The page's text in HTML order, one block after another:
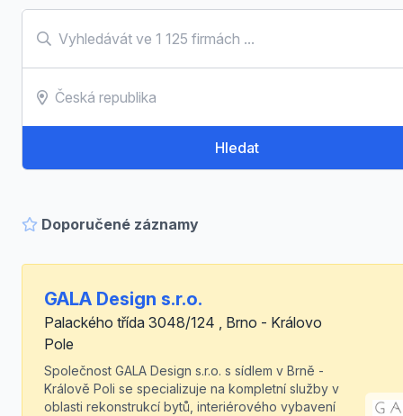
Hledat
Doporučené záznamy
GALA Design s.r.o.
Palackého třída 3048/124 , Brno - Královo
Pole
Společnost GALA Design s.r.o. s sídlem v Brně -
Králově Poli se specializuje na kompletní služby v
oblasti rekonstrukcí bytů, interiérového vybavení